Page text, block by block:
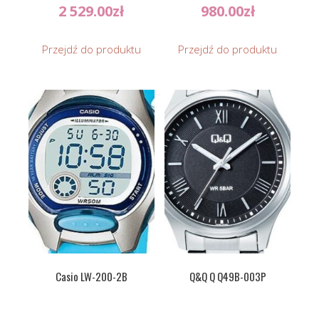
2 529.00zł
Przejdź do produktu
980.00zł
Przejdź do produktu
Casio LW-200-2B Q&Q Q Q49B-003P